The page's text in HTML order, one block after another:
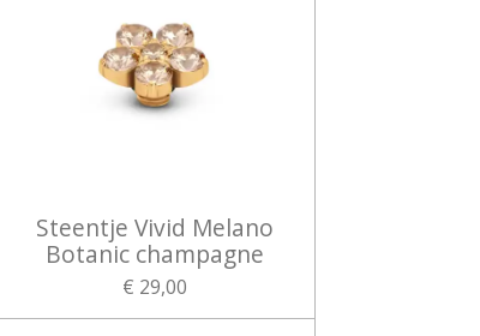
Steentje Vivid Melano
Botanic champagne
€ 29,00